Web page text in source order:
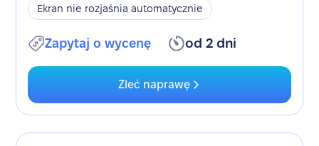
Ekran nie rozjaśnia automatycznie
Zapytaj o wycenę od 2 dni
Zleć naprawę